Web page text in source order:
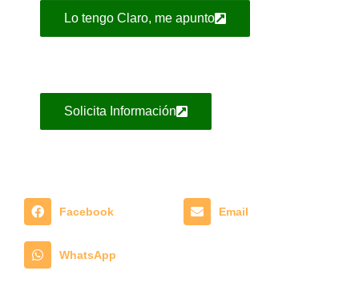
Lo tengo Claro, me apunto
Solicita Información
Facebook Email
WhatsApp